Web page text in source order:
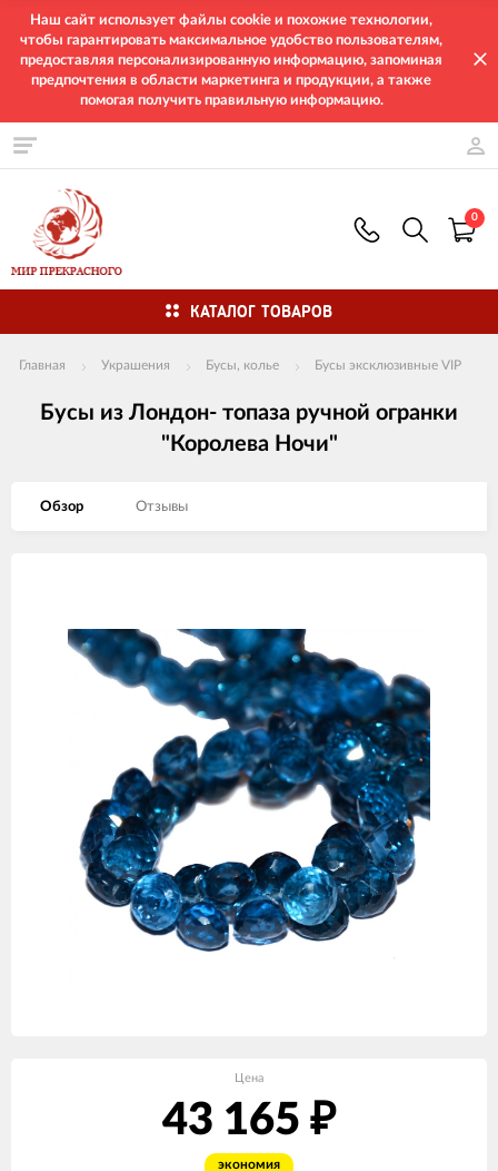
Наш сайт использует файлы cookie и похожие технологии,
чтобы гарантировать максимальное удобство пользователям,
предоставляя персонализированную информацию, запоминая
предпочтения в области маркетинга и продукции, а также
помогая получить правильную информацию.
0
КАТАЛОГ ТОВАРОВ
Главная Украшения Бусы, колье Бусы эксклюзивные VIP
Бусы из Лондон- топаза ручной огранки
"Королева Ночи"
Обзор Отзывы
Цена
43 165 ₽
экономия